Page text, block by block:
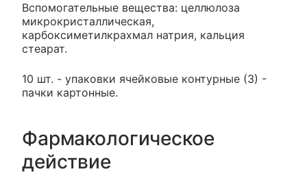
Вспомогательные вещества: целлюлоза
микрокристаллическая,
карбоксиметилкрахмал натрия, кальция
стеарат.
10 шт. - упаковки ячейковые контурные (3) -
пачки картонные.
Фармакологическое
действие